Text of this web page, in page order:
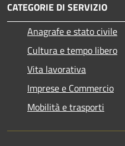
CATEGORIE DI SERVIZIO
Anagrafe e stato civile
Cultura e tempo libero
Vita lavorativa
Imprese e Commercio
Mobilità e trasporti